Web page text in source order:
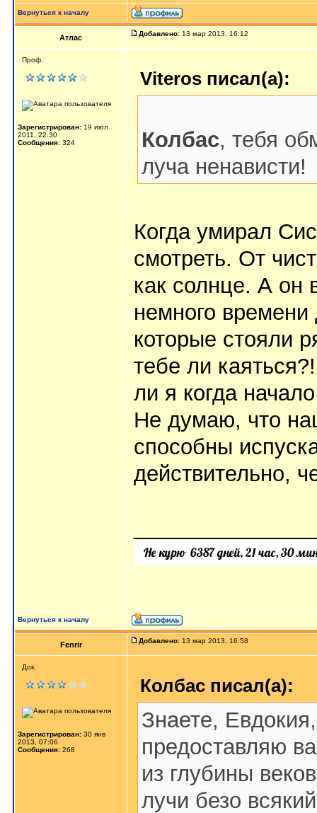
Вернуться к началу
Атлас Добавлено: 13 мар 2013, 16:12
Проф.
Зарегистрирован: 19 июл
2011, 22:30
Сообщения: 324
Viteros писал(а):
Колбас, тебя
луча ненависти!
Когда умирал
смотреть. От
как солнце. А он
немного
которые стояли
тебе ли
ли я когда
Не думаю, что
способны
действительно,
Вернуться к началу
Fenrir Добавлено: 13 мар 2013, 16:58
Док.
Зарегистрирован: 30 янв
2013, 07:06
Сообщения: 268
Колбас писал(а):
Знаете,
предоставляю
из глубины
лучи безо